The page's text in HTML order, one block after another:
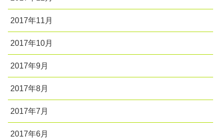
2017年11月
2017年10月
2017年9月
2017年8月
2017年7月
2017年6月